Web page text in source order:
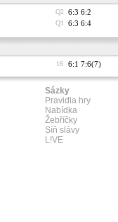
Q2 6:3 6:2
Q1 6:3 6:4
16 6:1 7:6(7)
Sázky
Pravidla hry
Nabídka
Žebříčky
Síň slávy
L!VE